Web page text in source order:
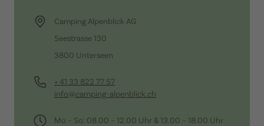
Camping Alpenblick AG
Seestrasse 130
3800 Unterseen
+ 41 33 822 77 57
info@camping-alpenblick.ch
Mo – So: 08.00 – 12.00 Uhr & 13.00 – 18.00 Uhr